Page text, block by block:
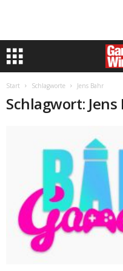
Start Schlagworte Jens Bahr
Schlagwort: Jens